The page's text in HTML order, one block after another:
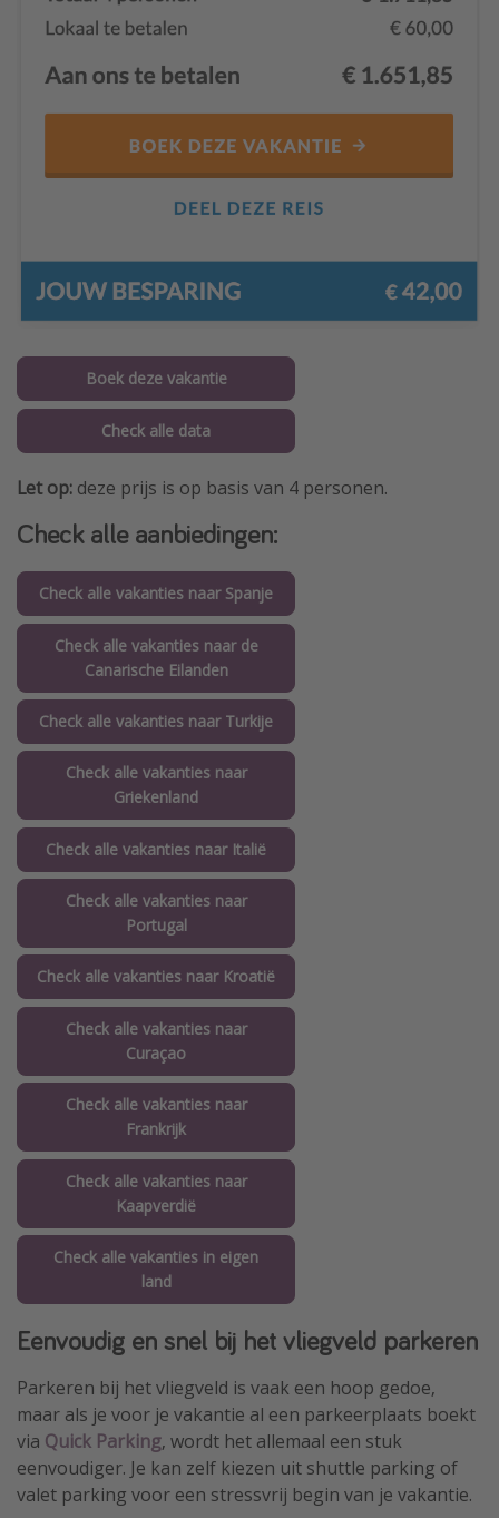
Boek deze vakantie
Check alle data
Let op: deze prijs is op basis van 4 personen.
Check alle aanbiedingen:
Check alle vakanties naar Spanje
Check alle vakanties naar de
Canarische Eilanden
Check alle vakanties naar Turkije
Check alle vakanties naar
Griekenland
Check alle vakanties naar Italië
Check alle vakanties naar
Portugal
Check alle vakanties naar Kroatië
Check alle vakanties naar
Curaçao
Check alle vakanties naar
Frankrijk
Check alle vakanties naar
Kaapverdië
Check alle vakanties in eigen
land
Eenvoudig en snel bij het vliegveld parkeren
Parkeren bij het vliegveld is vaak een hoop gedoe,
maar als je voor je vakantie al een parkeerplaats boekt
via Quick Parking, wordt het allemaal een stuk
eenvoudiger. Je kan zelf kiezen uit shuttle parking of
valet parking voor een stressvrij begin van je vakantie.